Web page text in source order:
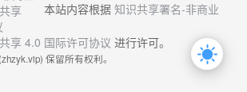
本站内容根据 知识共享署名-非商业
享 4.0 国际许可协议 进行许可。
保留所有权利。